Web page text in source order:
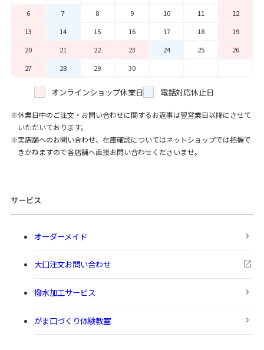
6
7 8 9 10 11
12
13
14 15 16 17 18
19
20
21 22 23 24 25
26
27
28 29 30
オンラインショップ休業日 電話対応休止日
休業日中のご注文・お問い合わせに関するお返事は翌営業日以降にさせて
いただいております。
実店舗へのお問い合わせ、在庫確認についてはネットショップでは把握で
きかねますので各店舗へ直接お問い合わせくださいませ。
サービス
オーダーメイド
大口注文お問い合わせ
撥水加工サービス
がま口づくり体験教室